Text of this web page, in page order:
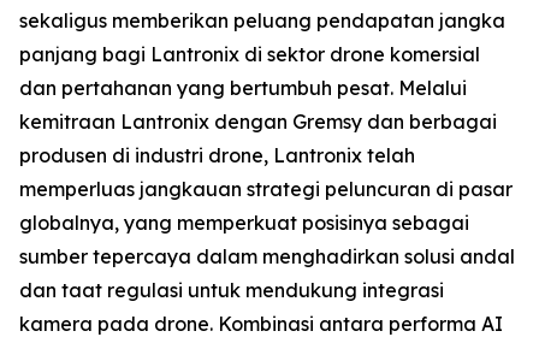
sekaligus memberikan peluang pendapatan jangka
panjang bagi Lantronix di sektor drone komersial
dan pertahanan yang bertumbuh pesat. Melalui
kemitraan Lantronix dengan Gremsy dan berbagai
produsen di industri drone, Lantronix telah
memperluas jangkauan strategi peluncuran di pasar
globalnya, yang memperkuat posisinya sebagai
sumber tepercaya dalam menghadirkan solusi andal
dan taat regulasi untuk mendukung integrasi
kamera pada drone. Kombinasi antara performa AI